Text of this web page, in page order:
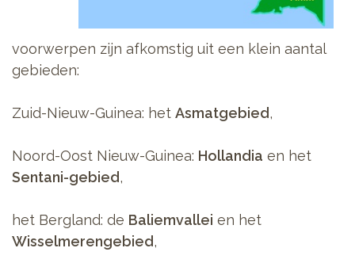
voorwerpen zijn afkomstig uit een klein aantal
gebieden:
Zuid-Nieuw-Guinea: het Asmatgebied,
Noord-Oost Nieuw-Guinea: Hollandia en het
Sentani-gebied,
het Bergland: de Baliemvallei en het
Wisselmerengebied,